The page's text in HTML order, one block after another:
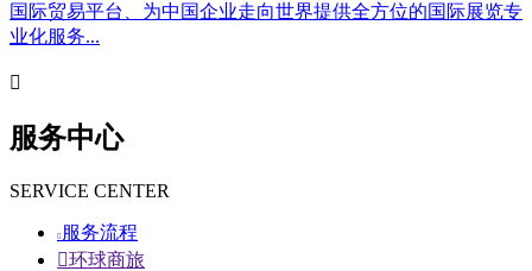
国际贸易平台、为中国企业走向世界提供全方位的国际展览专
业化服务...

服务中心
SERVICE CENTER
 服务流程
环球商旅